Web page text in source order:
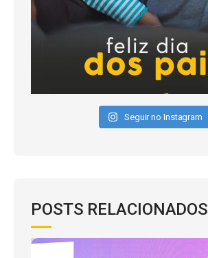
Seguir no Instagram
POSTS RELACIONADOS